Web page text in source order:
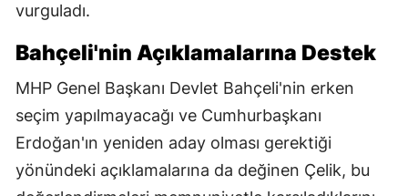
vurguladı.
Bahçeli'nin Açıklamalarına Destek
MHP Genel Başkanı Devlet Bahçeli'nin erken
seçim yapılmayacağı ve Cumhurbaşkanı
Erdoğan'ın yeniden aday olması gerektiği
yönündeki açıklamalarına da değinen Çelik, bu